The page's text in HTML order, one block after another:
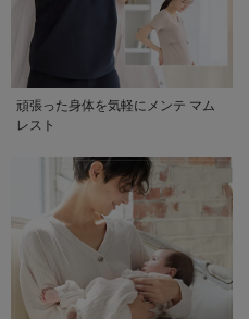
頑張った身体を気軽にメンテ マム
レスト